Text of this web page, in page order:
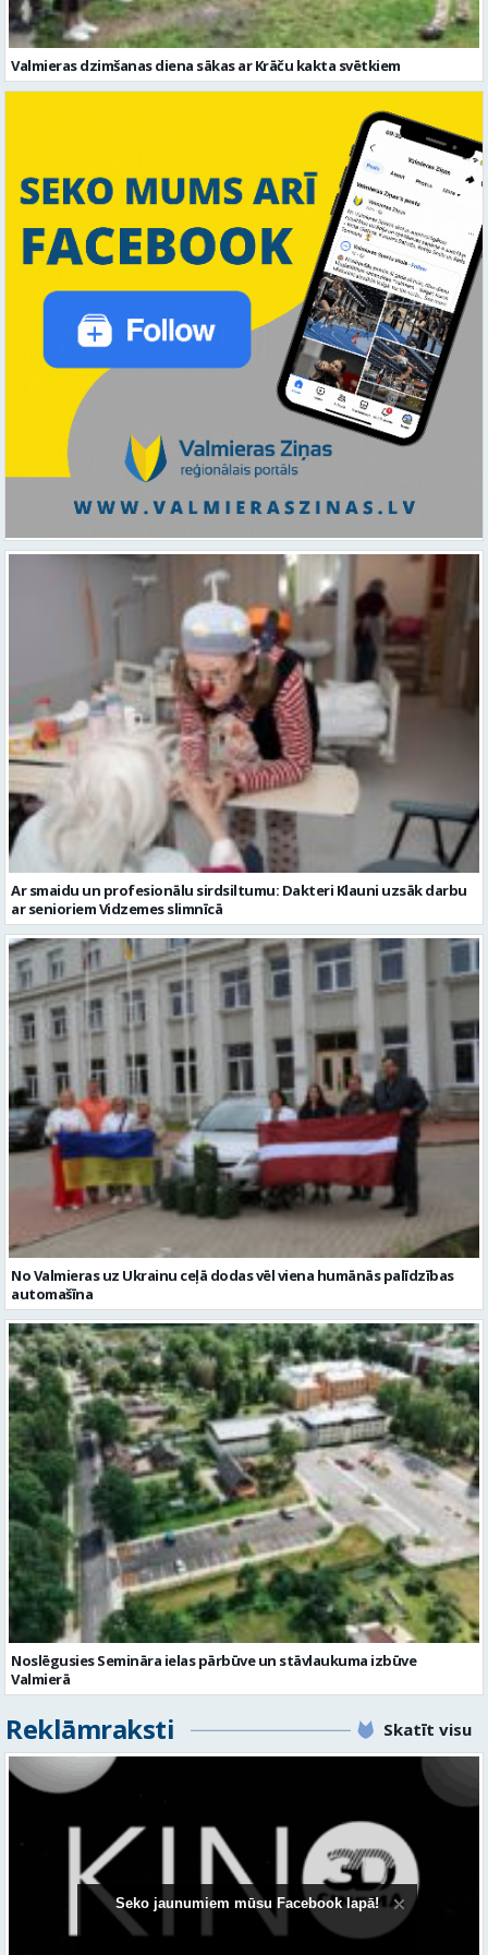
Ar smaidu un profesionālu sirdsiltumu: Dakteri Klauni uzsāk darbu
ar senioriem Vidzemes slimnīcā
No Valmieras uz Ukrainu ceļā dodas vēl viena humānās palīdzības
automašīna
Noslēgusies Semināra ielas pārbūve un stāvlaukuma izbūve
Valmierā
Reklāmraksti Skatīt visu
Seko jaunumiem mūsu Facebook lapā!